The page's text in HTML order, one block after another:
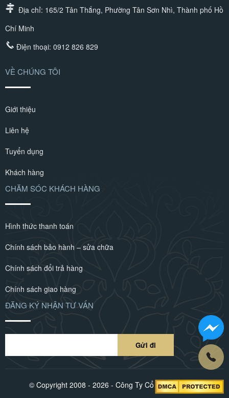
Địa chỉ: 165/2 Tân Thắng, Phường Tân Sơn Nhì, Thành phố Hồ
Chí Minh
Điện thoại: 0912 826 829
VỀ CHÚNG TÔI
Giới thiệu
Liên hệ
Tuyển dụng
Khách hàng
CHĂM SÓC KHÁCH HÀNG
Hình thức thanh toán
Chính sách bảo hành – sửa chữa
Chính sách đổi trả hàng
Chính sách giao hàng
ĐĂNG KÝ NHẬN TƯ VẤN
© Copyright 2008 - 2026 - Công Ty Cổ Phần POLIVA